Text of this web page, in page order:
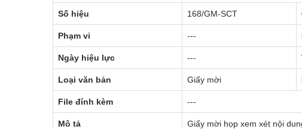
Số hiệu 168/GM-SCT
Phạm vi ---
Ngày hiệu lực ---
Loại văn bản Giấy mời
File đính kèm ---
Mô tả
Giấy mời họp xem xét nội